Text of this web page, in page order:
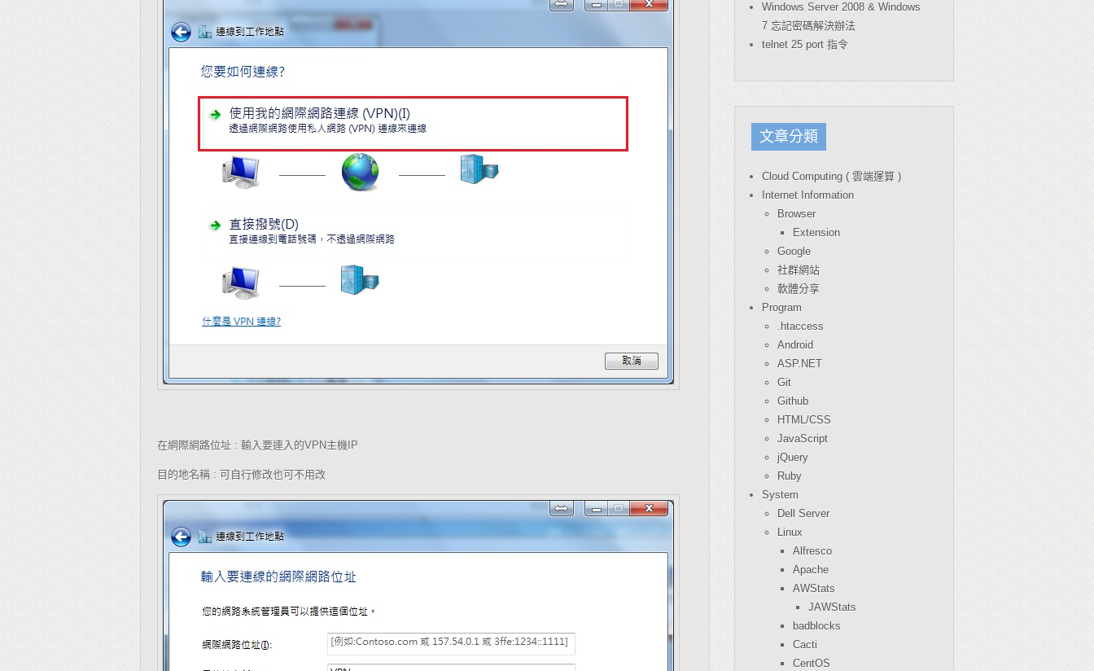
在網際網路位址 : 輸入要連入的VPN 主機 IP
目的地名稱 : 可自行修改也可不用改
Windows Server 2008 & Windows
7 忘記密碼解決辦法
telnet 25 port 指令
文章分類
Cloud Computing ( 雲端運算 )
Internet Information
Browser
Extension
Google
社群網站
軟體分享
Program
.htaccess
Android
ASP.NET
Git
Github
HTML/CSS
JavaScript
jQuery
Ruby
System
Dell Server
Linux
Alfresco
Apache
AWStats
JAWStats
badblocks
Cacti
CentOS